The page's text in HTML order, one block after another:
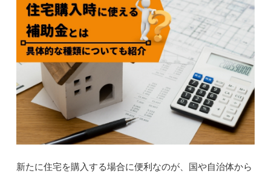
新たに住宅を購入する場合に便利なのが、国や自治体から